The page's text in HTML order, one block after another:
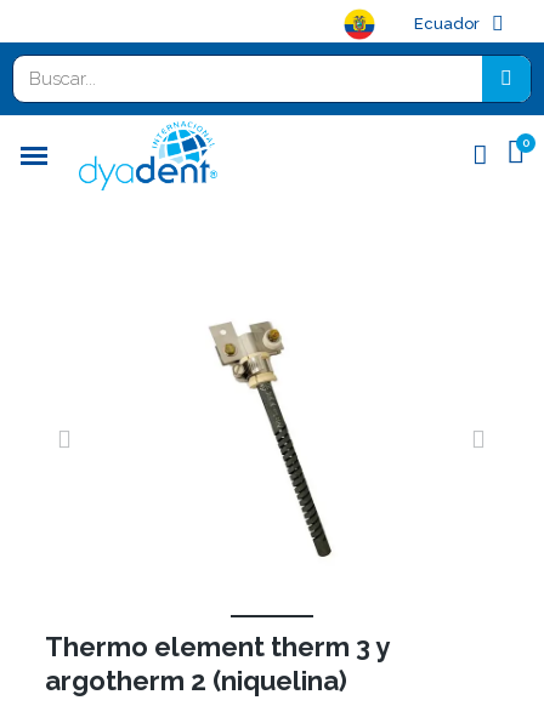
Ecuador
Thermo element therm 3 y
argotherm 2 (niquelina)